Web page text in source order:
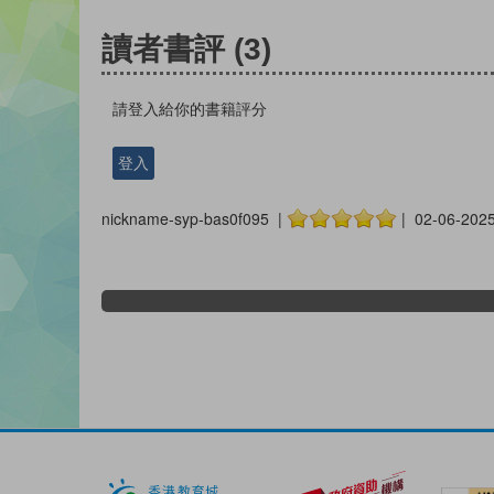
讀者書評 (3)
請登入給你的書籍評分
登入
nickname-syp-bas0f095 | | 02-06-2025